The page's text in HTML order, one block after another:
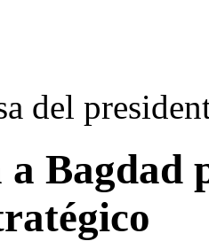
del
a